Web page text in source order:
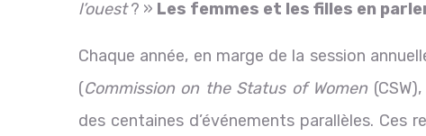
l’ouest? » Les femmes et les filles en
Chaque année, en marge de la session
(Commission on the Status of Women
des centaines d’événements parallèles.